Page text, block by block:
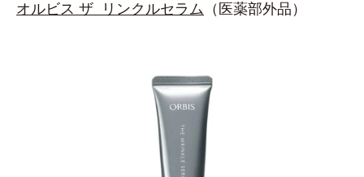
オルビス ザ リンクルセラム （医薬部外品）